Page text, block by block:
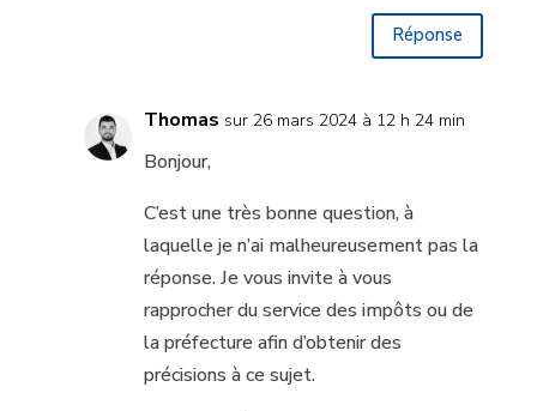
Réponse
Thomas sur 26 mars 2024 à 12 h 24 min
Bonjour,
C’est une très bonne question, à
laquelle je n’ai malheureusement pas la
réponse. Je vous invite à vous
rapprocher du service des impôts ou de
la préfecture afin d’obtenir des
précisions à ce sujet.